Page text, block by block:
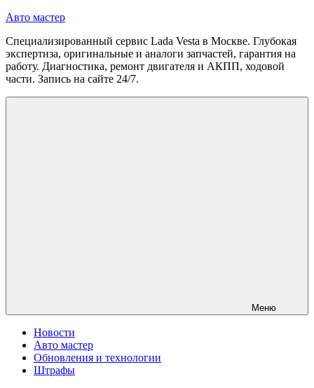
Перейти
содержимому
Авто мастер
Специализированный сервис Lada Vesta в Москве. Глубокая
экспертиза, оригинальные и аналоги запчастей, гарантия на
работу. Диагностика, ремонт двигателя и АКПП, ходовой
части. Запись на сайте 24/7.
Меню
Новости
Авто мастер
Обновления и технологии
Штрафы